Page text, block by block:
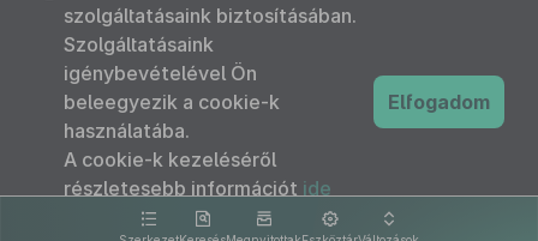
szolgáltatásaink biztosításában.
Szolgáltatásaink
igénybevételével Ön
beleegyezik a cookie-k
használatába.
A cookie-k kezeléséről
részletesebb információt ide
kattintva olvashat.
Elfogadom